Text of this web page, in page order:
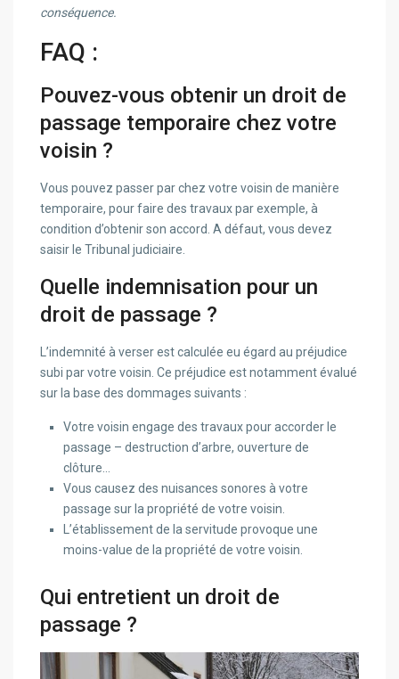
conséquence.
FAQ :
Pouvez-vous obtenir un droit de
passage temporaire chez votre
voisin ?
Vous pouvez passer par chez votre voisin de manière
temporaire, pour faire des travaux par exemple, à
condition d’obtenir son accord. A défaut, vous devez
saisir le Tribunal judiciaire.
Quelle indemnisation pour un
droit de passage ?
L’indemnité à verser est calculée eu égard au préjudice
subi par votre voisin. Ce préjudice est notamment évalué
sur la base des dommages suivants :
Votre voisin engage des travaux pour accorder le
passage – destruction d’arbre, ouverture de
clôture…
Vous causez des nuisances sonores à votre
passage sur la propriété de votre voisin.
L’établissement de la servitude provoque une
moins-value de la propriété de votre voisin.
Qui entretient un droit de
passage ?